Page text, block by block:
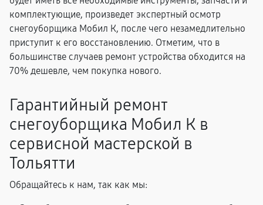
комплектующие, произведет экспертный осмотр
снегоуборщика Мобил К, после чего незамедлительно
приступит к его восстановлению. Отметим, что в
большинстве случаев ремонт устройства обходится на
70% дешевле, чем покупка нового.
Гарантийный ремонт
снегоуборщика Мобил К в
сервисной мастерской в
Тольятти
Обращайтесь к нам, так как мы: